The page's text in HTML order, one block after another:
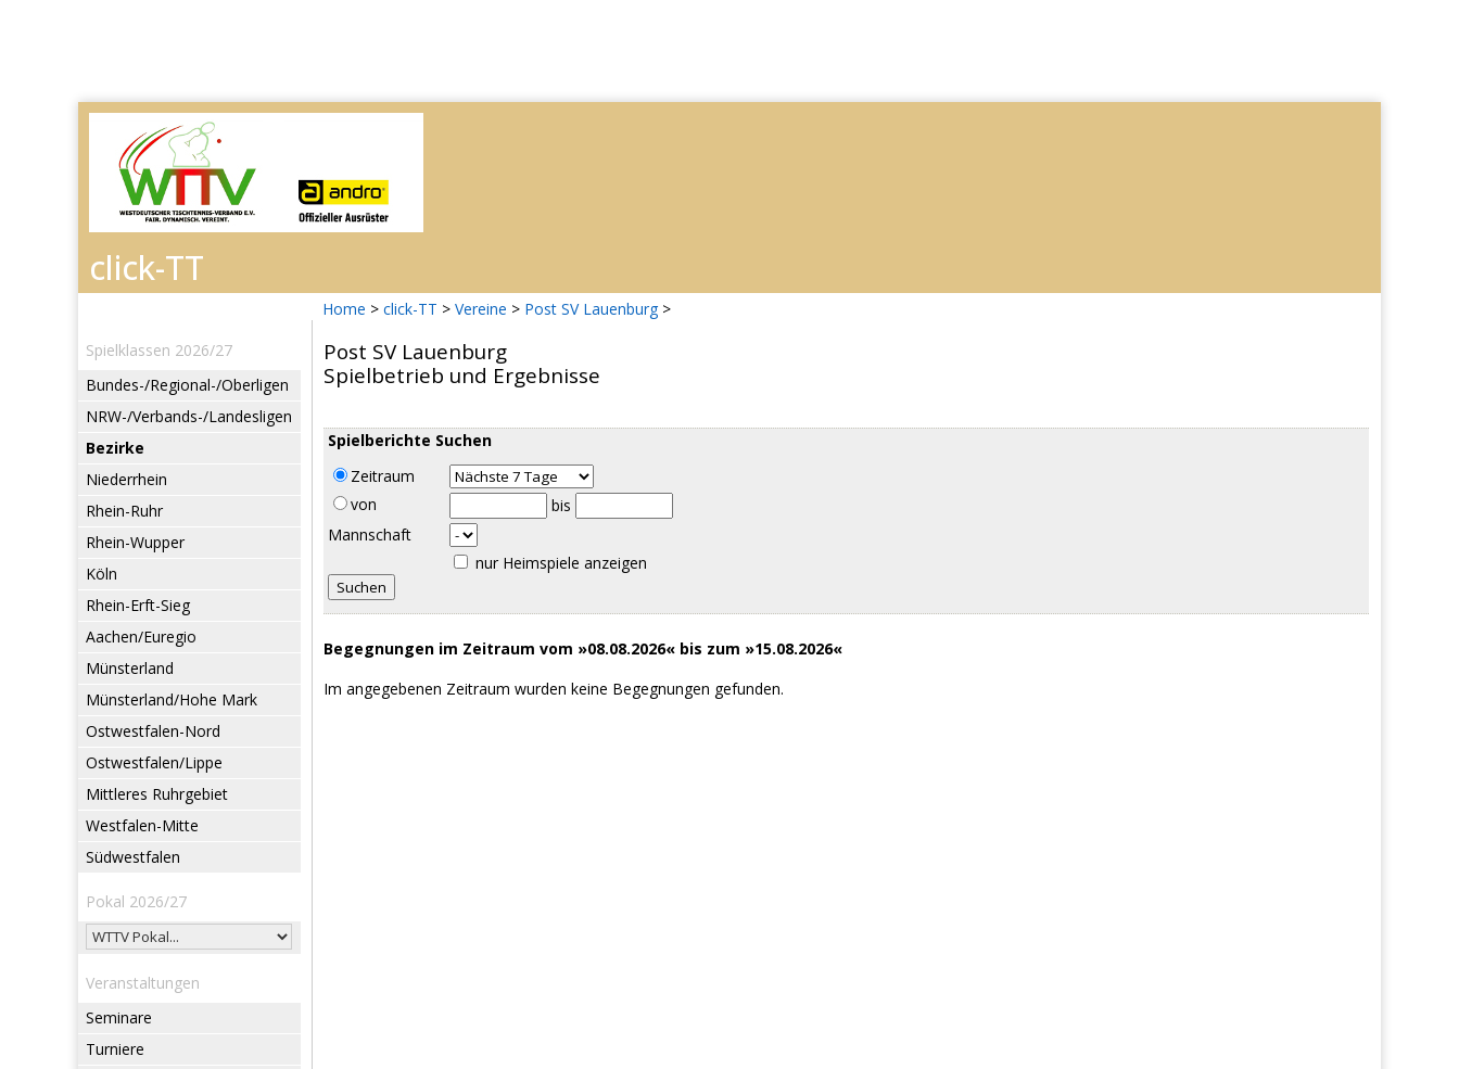
Home > click-TT > Vereine > Post SV Lauenburg >
Spielklassen 2026/27
Bundes-/Regional-/Oberligen
NRW-/Verbands-/Landesligen
Bezirke
Niederrhein
Rhein-Ruhr
Rhein-Wupper
Köln
Rhein-Erft-Sieg
Aachen/Euregio
Münsterland
Münsterland/Hohe Mark
Ostwestfalen-Nord
Ostwestfalen/Lippe
Mittleres Ruhrgebiet
Westfalen-Mitte
Südwestfalen
Pokal 2026/27
Veranstaltungen
Seminare
Turniere
Post SV Lauenburg
Spielbetrieb und Ergebnisse
Spielberichte Suchen
Zeitraum
von
bis
Mannschaft
nur Heimspiele anzeigen
Begegnungen im Zeitraum vom »08.08.2026« bis zum »15.08.2026«
Im angegebenen Zeitraum wurden keine Begegnungen gefunden.